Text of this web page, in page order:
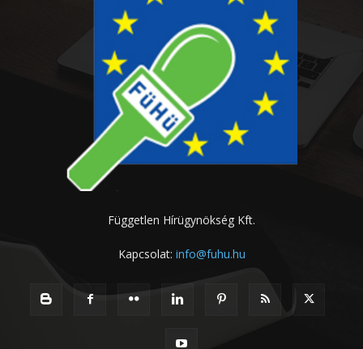
Független Hírügynökség Kft.
Kapcsolat: info@fuhu.hu